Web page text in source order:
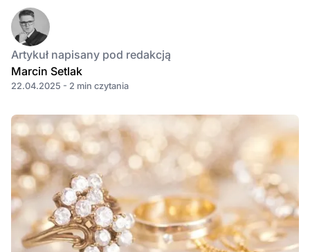
Artykuł napisany pod redakcją
Marcin Setlak
22.04.2025 - 2 min czytania